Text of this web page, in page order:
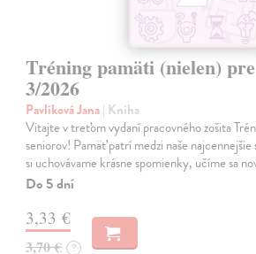
Tréning pamäti (nielen)
3/2026
Pavlíková Jana| Kniha
Vitajte v treťom vydaní pracovného zošita
seniorov! Pamäť patrí medzi naše
si uchovávame krásne spomienky, učíme sa
Do 5 dní
3,33 €
3,70 € ?